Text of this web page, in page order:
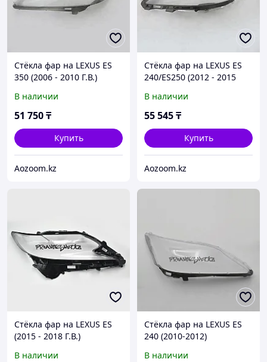
Стёкла фар на LEXUS ES
350 (2006 - 2010 Г.В.)
В наличии
51 750₸
Купить
Aozoom.kz
Стёкла фар на LEXUS ES
240/ES250 (2012 - 2015
В наличии
55 545₸
Купить
Aozoom.kz
Стёкла фар на LEXUS ES
(2015 - 2018 Г.В.)
В наличии
Стёкла фар на LEXUS ES
240 (2010-2012)
В наличии